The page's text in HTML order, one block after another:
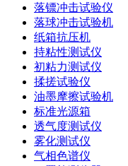
落镖冲击试验仪
落球冲击试验机
纸箱抗压机
持粘性测试仪
初粘力测试仪
揉搓试验仪
油墨摩擦试验机
标准光源箱
透气度测试仪
雾化测试仪
气相色谱仪